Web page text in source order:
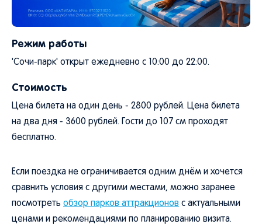
Режим работы
'Сочи-парк' открыт ежедневно с 10:00 до 22:00.
Стоимость
Цена билета на один день - 2800 рублей. Цена билета
на два дня - 3600 рублей. Гости до 107 см проходят
бесплатно.
Если поездка не ограничивается одним днём и хочется
сравнить условия с другими местами, можно заранее
посмотреть обзор парков аттракционов с актуальными
ценами и рекомендациями по планированию визита.